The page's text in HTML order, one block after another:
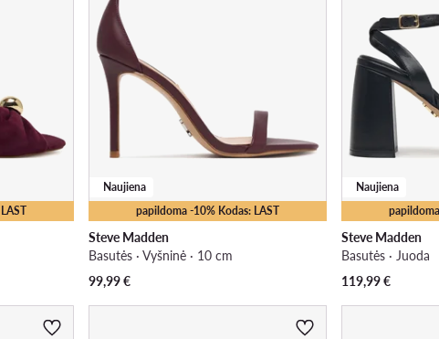
papildoma -10% Kodas: LAST
Naujiena
Steve Madden
Basutės · Vyšninė · 10 cm
99,99€
Naujiena
Steve Madden
Basutės · Juoda
119,99€